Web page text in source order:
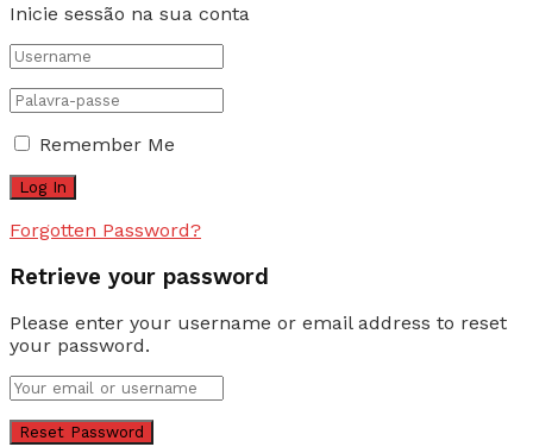
Inicie sessão na sua conta
Remember Me
Forgotten Password?
Retrieve your password
Please enter your username or email address to reset
your password.